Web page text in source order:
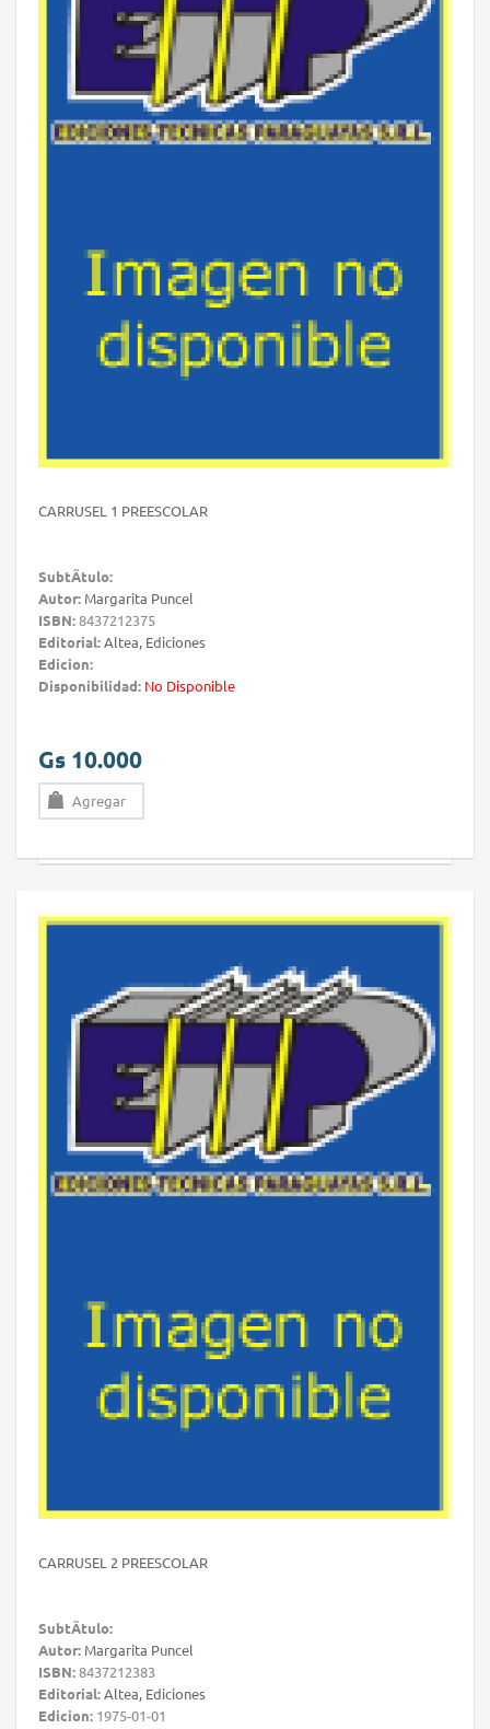
CARRUSEL 1 PREESCOLAR
SubtÃ­tulo:
Autor: Margarita Puncel
ISBN:8437212375
Editorial:Altea, Ediciones
Edicion:
Disponibilidad: No Disponible
Gs 10.000
Agregar
CARRUSEL 2 PREESCOLAR
SubtÃ­tulo:
Autor: Margarita Puncel
ISBN:8437212383
Editorial:Altea, Ediciones
Edicion: 1975-01-01